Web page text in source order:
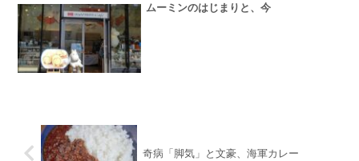
ムーミンのはじまりと、今
奇病「脚気」と文豪、海軍カレー